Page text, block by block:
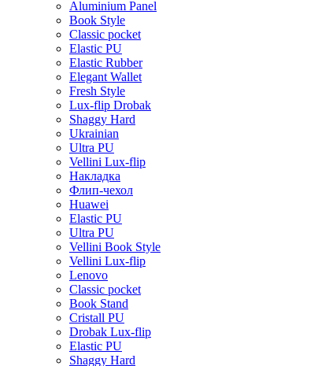
Aluminium Panel
Book Style
Classic pocket
Elastic PU
Elastic Rubber
Elegant Wallet
Fresh Style
Lux-flip Drobak
Shaggy Hard
Ukrainian
Ultra PU
Vellini Lux-flip
Накладка
Флип-чехол
Huawei
Elastic PU
Ultra PU
Vellini Book Style
Vellini Lux-flip
Lenovo
Classic pocket
Book Stand
Cristall PU
Drobak Lux-flip
Elastic PU
Shaggy Hard